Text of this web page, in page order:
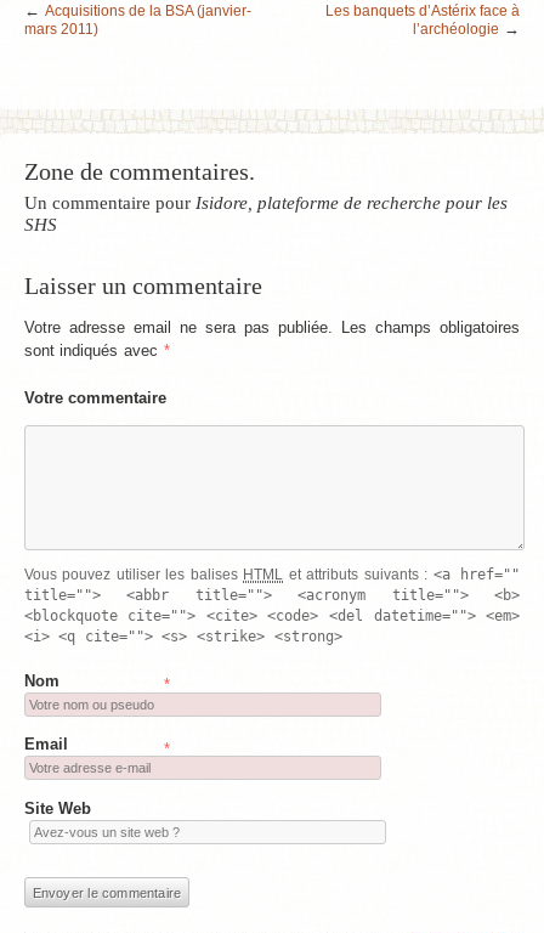
← Acquisitions de la BSA (janvier-
mars 2011)
Les banquets d’Astérix face à
l’archéologie →
Zone de commentaires.
Un commentaire pour Isidore, plateforme de recherche pour les
SHS
Laisser un commentaire
Votre adresse email ne sera pas publiée. Les champs obligatoires
sont indiqués avec *
Votre commentaire
Vous pouvez utiliser les balises HTML et attributs suivants : <a href=""
title=""> <abbr title=""> <acronym title=""> <b>
<blockquote cite=""> <cite> <code> <del datetime=""> <em>
<i> <q cite=""> <s> <strike> <strong>
Nom *
Email *
Site Web